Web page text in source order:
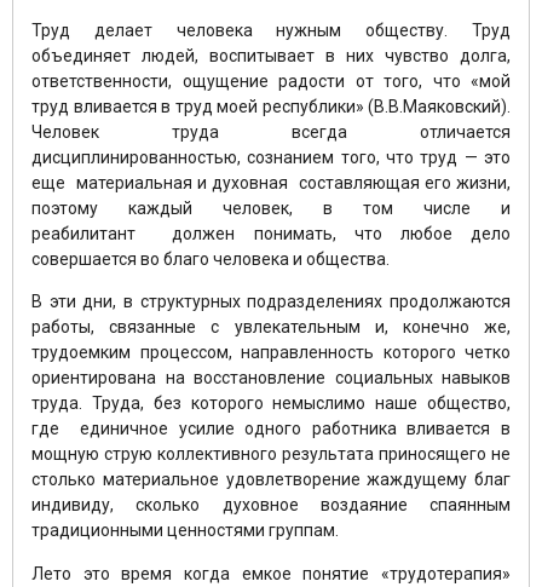
Труд делает человека нужным обществу. Труд
объединяет людей, воспитывает в них чувство долга,
ответственности, ощущение радости от того, что «мой
труд вливается в труд моей республики» (В.В.Маяковский).
Человек труда всегда отличается
дисциплинированностью, сознанием того, что труд — это
еще материальная и духовная составляющая его жизни,
поэтому каждый человек, в том числе и
реабилитант должен понимать, что любое дело
совершается во благо человека и общества.
В эти дни, в структурных подразделениях продолжаются
работы, связанные с увлекательным и, конечно же,
трудоемким процессом, направленность которого четко
ориентирована на восстановление социальных навыков
труда. Труда, без которого немыслимо наше общество,
где единичное усилие одного работника вливается в
мощную струю коллективного результата приносящего не
столько материальное удовлетворение жаждущему благ
индивиду, сколько духовное воздаяние спаянным
традиционными ценностями группам.
Лето это время когда емкое понятие «трудотерапия»